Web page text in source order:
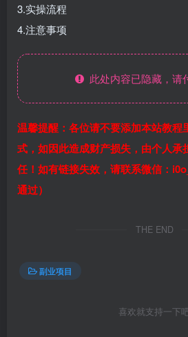
3.实操流程
4.注意事项
此处内容已隐藏，请
温馨提醒：各位请不要添加本站教程
式，如因此造成财产损失，由个人承
任！如有链接失效，请联系微信：
通过）
THE END
副业项目
喜欢就支持一下